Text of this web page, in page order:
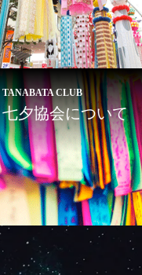
TANABATA CLUB
七夕協会について